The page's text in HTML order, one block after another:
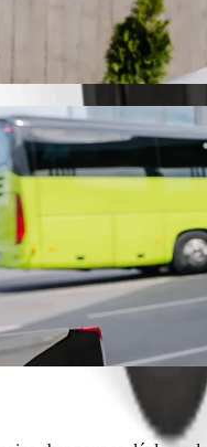
de choisir le
nous trouverons le
pour vous
? Réservez nos Vans
élégance ? Essayez les
des enfants ? Commandez
vous accompagne
supplémentaire ? Les
? Profitez de voitures